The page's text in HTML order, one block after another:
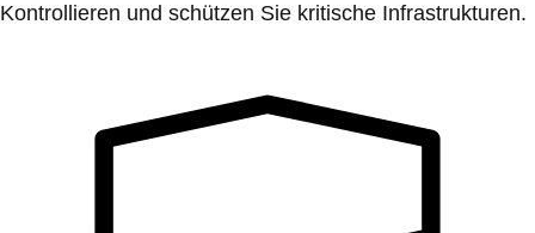
Kontrollieren und schützen Sie kritische Infrastrukturen.